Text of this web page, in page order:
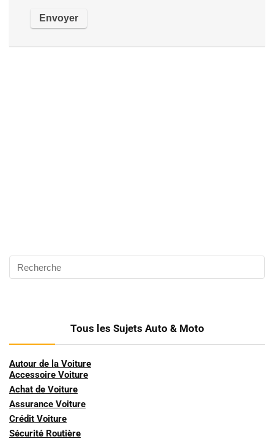
Tous les Sujets Auto & Moto
Autour de la Voiture
Accessoire Voiture
Achat de Voiture
Assurance Voiture
Crédit Voiture
Sécurité Routière